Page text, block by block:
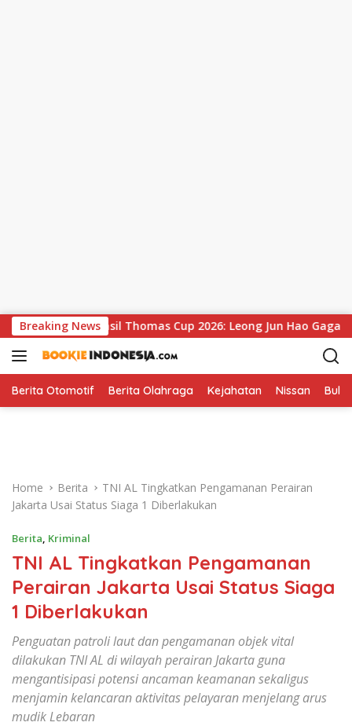
k
p
o
Breaking News
Hasil Thomas Cup 2026: Leong Jun Hao Gagal Sumbang
Berita Otomotif Berita Olahraga Kejahatan Nissan
Home Berita
TNI AL Tingkatkan Pengamanan Perairan
Jakarta Usai Status Siaga 1 Diberlakukan
Berita, Kriminal
TNI AL Tingkatkan Pengamanan
Perairan Jakarta Usai Status Siaga
1 Diberlakukan
Penguatan patroli laut dan pengamanan objek vital
dilakukan TNI AL di wilayah perairan Jakarta guna
mengantisipasi potensi ancaman keamanan sekaligus
menjamin kelancaran aktivitas pelayaran menjelang arus
mudik Lebaran